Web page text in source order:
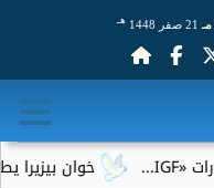
21 صفر 1448 هـ
خوان بيزيرا يطلب